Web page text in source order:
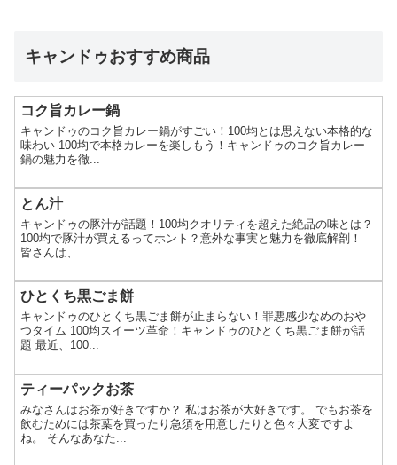
キャンドゥおすすめ商品
コク旨カレー鍋
キャンドゥのコク旨カレー鍋がすごい！100均とは思えない本格的な
味わい 100均で本格カレーを楽しもう！キャンドゥのコク旨カレー
鍋の魅力を徹...
とん汁
キャンドゥの豚汁が話題！100均クオリティを超えた絶品の味とは？
100均で豚汁が買えるってホント？意外な事実と魅力を徹底解剖！
皆さんは、...
ひとくち黒ごま餅
キャンドゥのひとくち黒ごま餅が止まらない！罪悪感少なめのおや
つタイム 100均スイーツ革命！キャンドゥのひとくち黒ごま餅が話
題 最近、100...
ティーパックお茶
みなさんはお茶が好きですか？ 私はお茶が大好きです。 でもお茶を
飲むためには茶葉を買ったり急須を用意したりと色々大変ですよ
ね。 そんなあなた...